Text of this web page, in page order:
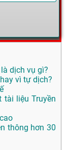
dịch vụ gì?
vì tự dịch?
tài liệu Truyền
thông hơn 30